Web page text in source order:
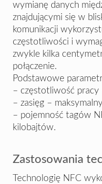
wymianę danych
znajdującymi się w
komunikacji
częstotliwości i
zwykle kilka
połączenie.
Podstawowe
– częstotliwość
– zasięg –
– pojemność tagów
kilobajtów.
Zastosowania
Technologię NFC